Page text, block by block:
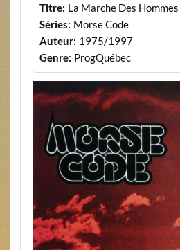
Titre: La Marche Des Hommes
Séries: Morse Code
Auteur: 1975/1997
Genre: ProgQuébec